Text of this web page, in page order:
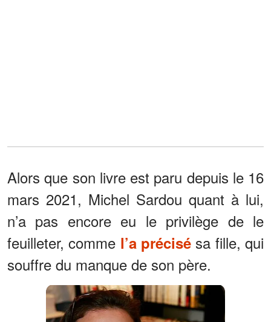
Alors que son livre est paru depuis le 16
mars 2021, Michel Sardou quant à lui,
n’a pas encore eu le privilège de le
feuilleter, comme l’a précisé sa fille, qui
souffre du manque de son père.